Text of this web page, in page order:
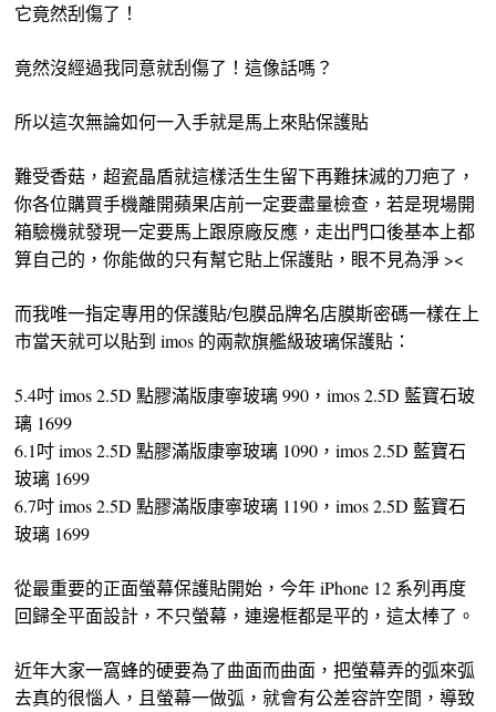
它竟然刮傷了！
竟然沒經過我同意就刮傷了！這像話嗎？
所以這次無論如何一入手就是馬上來貼保護貼
難受香菇，超瓷晶盾就這樣活生生留下再難抹滅的刀疤了，
你各位購買手機離開蘋果店前一定要盡量檢查，若是現場開
箱驗機就發現一定要馬上跟原廠反應，走出門口後基本上都
算自己的，你能做的只有幫它貼上保護貼，眼不見為淨 ><
而我唯一指定專用的保護貼/包膜品牌名店膜斯密碼一樣在上
市當天就可以貼到 imos 的兩款旗艦級玻璃保護貼：
5.4吋 imos 2.5D 點膠滿版康寧玻璃 990，imos 2.5D 藍寶石玻
璃 1699
6.1吋 imos 2.5D 點膠滿版康寧玻璃 1090，imos 2.5D 藍寶石
玻璃 1699
6.7吋 imos 2.5D 點膠滿版康寧玻璃 1190，imos 2.5D 藍寶石
玻璃 1699
從最重要的正面螢幕保護貼開始，今年 iPhone 12 系列再度
回歸全平面設計，不只螢幕，連邊框都是平的，這太棒了。
近年大家一窩蜂的硬要為了曲面而曲面，把螢幕弄的弧來弧
去真的很惱人，且螢幕一做弧，就會有公差容許空間，導致